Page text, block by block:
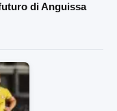
di Anguissa